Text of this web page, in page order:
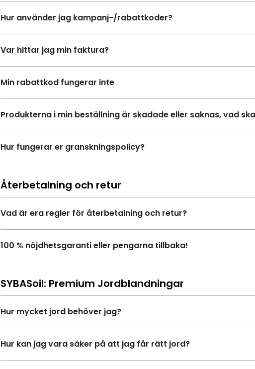
Hur använder jag kampanj-/rabattkoder?
Var hittar jag min faktura?
Min rabattkod fungerar inte
Produkterna i min beställning är skadade eller saknas, vad
Hur fungerar er granskningspolicy?
Återbetalning och retur
Vad är era regler för återbetalning och retur?
100 % nöjdhetsgaranti eller pengarna tillbaka!
SYBASoil: Premium Jordblandningar
Hur mycket jord behöver jag?
Hur kan jag vara säker på att jag får rätt jord?